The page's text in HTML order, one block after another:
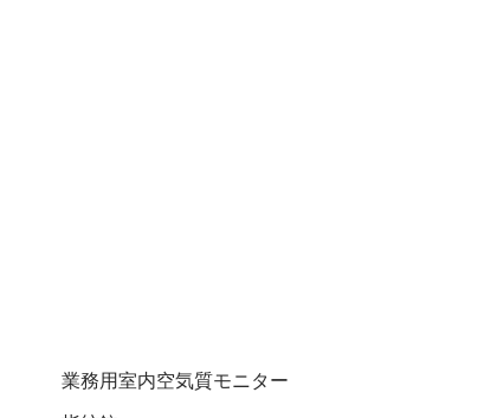
業務用室内空気質モニター